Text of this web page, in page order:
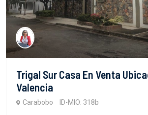
Trigal Sur Casa En Venta
Valencia
Carabobo ID-MIO: 318b